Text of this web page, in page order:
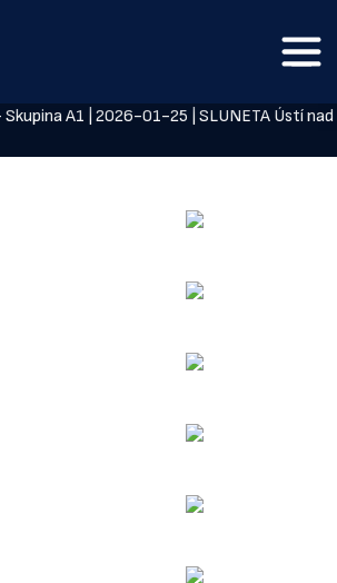
A1 | 2026-01-25 | SLUNETA Ústí nad